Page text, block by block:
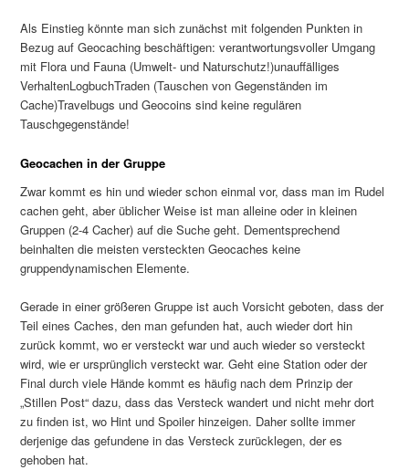
Als Einstieg könnte man sich zunächst mit folgenden Punkten in
Bezug auf Geocaching beschäftigen: verantwortungsvoller Umgang
mit Flora und Fauna (Umwelt- und Naturschutz!)unauffälliges
VerhaltenLogbuchTraden (Tauschen von Gegenständen im
Cache)Travelbugs und Geocoins sind keine regulären
Tauschgegenstände!
Geocachen in der Gruppe
Zwar kommt es hin und wieder schon einmal vor, dass man im Rudel
cachen geht, aber üblicher Weise ist man alleine oder in kleinen
Gruppen (2-4 Cacher) auf die Suche geht. Dementsprechend
beinhalten die meisten versteckten Geocaches keine
gruppendynamischen Elemente.
Gerade in einer größeren Gruppe ist auch Vorsicht geboten, dass der
Teil eines Caches, den man gefunden hat, auch wieder dort hin
zurück kommt, wo er versteckt war und auch wieder so versteckt
wird, wie er ursprünglich versteckt war. Geht eine Station oder der
Final durch viele Hände kommt es häufig nach dem Prinzip der
„Stillen Post“ dazu, dass das Versteck wandert und nicht mehr dort
zu finden ist, wo Hint und Spoiler hinzeigen. Daher sollte immer
derjenige das gefundene in das Versteck zurücklegen, der es
gehoben hat.